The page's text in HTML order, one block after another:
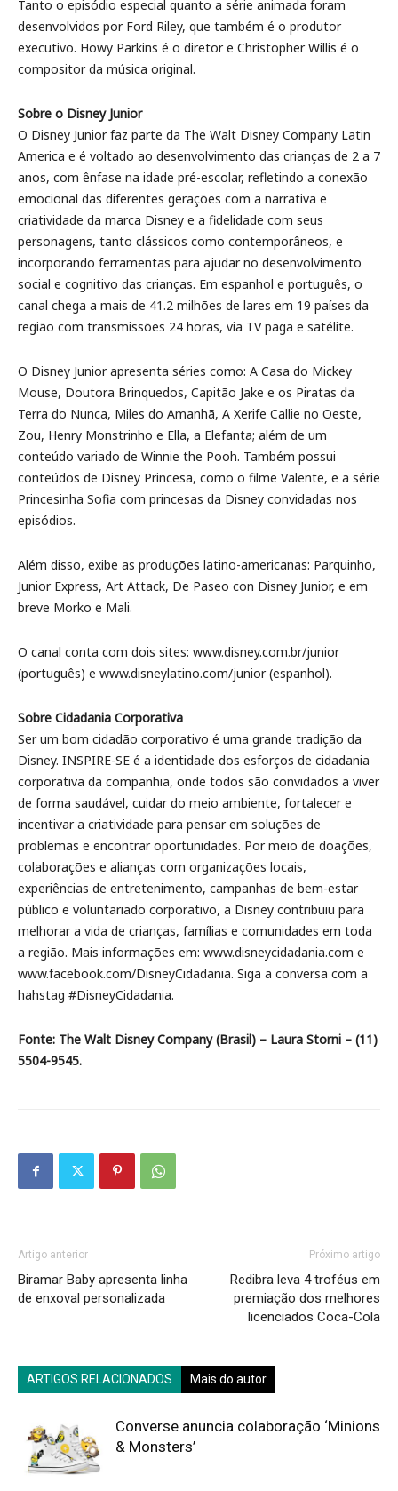
Tanto o episódio especial quanto a série animada foram
desenvolvidos por Ford Riley, que também é o produtor
executivo. Howy Parkins é o diretor e Christopher Willis é o
compositor da música original.
Sobre o Disney Junior
O Disney Junior faz parte da The Walt Disney Company Latin
America e é voltado ao desenvolvimento das crianças de 2 a 7
anos, com ênfase na idade pré-escolar, refletindo a conexão
emocional das diferentes gerações com a narrativa e
criatividade da marca Disney e a fidelidade com seus
personagens, tanto clássicos como contemporâneos, e
incorporando ferramentas para ajudar no desenvolvimento
social e cognitivo das crianças. Em espanhol e português, o
canal chega a mais de 41.2 milhões de lares em 19 países da
região com transmissões 24 horas, via TV paga e satélite.
O Disney Junior apresenta séries como: A Casa do Mickey
Mouse, Doutora Brinquedos, Capitão Jake e os Piratas da
Terra do Nunca, Miles do Amanhã, A Xerife Callie no Oeste,
Zou, Henry Monstrinho e Ella, a Elefanta; além de um
conteúdo variado de Winnie the Pooh. Também possui
conteúdos de Disney Princesa, como o filme Valente, e a série
Princesinha Sofia com princesas da Disney convidadas nos
episódios.
Além disso, exibe as produções latino-americanas: Parquinho,
Junior Express, Art Attack, De Paseo con Disney Junior, e em
breve Morko e Mali.
O canal conta com dois sites: www.disney.com.br/junior
(português) e www.disneylatino.com/junior (espanhol).
Sobre Cidadania Corporativa
Ser um bom cidadão corporativo é uma grande tradição da
Disney. INSPIRE-SE é a identidade dos esforços de cidadania
corporativa da companhia, onde todos são convidados a viver
de forma saudável, cuidar do meio ambiente, fortalecer e
incentivar a criatividade para pensar em soluções de
problemas e encontrar oportunidades. Por meio de doações,
colaborações e alianças com organizações locais,
experiências de entretenimento, campanhas de bem-estar
público e voluntariado corporativo, a Disney contribuiu para
melhorar a vida de crianças, famílias e comunidades em toda
a região. Mais informações em: www.disneycidadania.com e
www.facebook.com/DisneyCidadania. Siga a conversa com a
hahstag #DisneyCidadania.
Fonte: The Walt Disney Company (Brasil) – Laura Storni – (11)
5504-9545.
Artigo anterior
Biramar Baby apresenta linha
de enxoval personalizada
Próximo artigo
Redibra leva 4 troféus em
premiação dos melhores
licenciados Coca-Cola
ARTIGOS RELACIONADOS Mais do autor
Converse anuncia colaboração ‘Minions
& Monsters’